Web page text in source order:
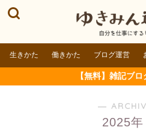
生きかた 働きかた ブログ運営
【無料】雑記ブ
―
2025年